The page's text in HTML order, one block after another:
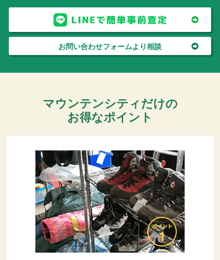
お問い合わせフォームより相談
マウンテンシティだけの
お得なポイント